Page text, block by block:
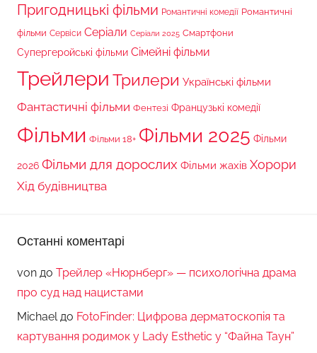
Пригодницькі фільми Романтичні комедії Романтичні
фільми Сервіси Серіали Серіали 2025 Смартфони
Супергеройські фільми Сімейні фільми
Трейлери Трилери Українські фільми
Фантастичні фільми Фентезі Французькі комедії
Фільми Фільми 18+ Фільми 2025 Фільми
2026 Фільми для дорослих Фільми жахів Хорори
Хід будівництва
Останні коментарі
von до Трейлер «Нюрнберг» — психологічна драма
про суд над нацистами
Michaelдо FotoFinder: Цифрова дерматоскопія та
картування родимок у Lady Esthetic у “Файна Таун”